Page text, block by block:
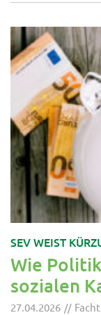
SEV WEIST
Wie
sozialen
27.04.2026